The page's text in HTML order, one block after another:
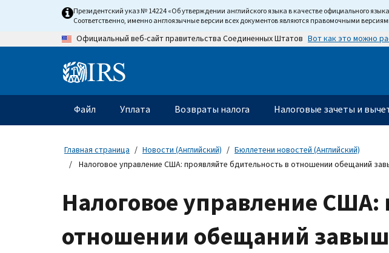
content
Президентский указ № 14224 «Об утверждении английского языка в качестве официального
Соответственно, именно англоязычные версии всех документов являются правомочными
Официальный веб-сайт правительства Соединенных Штатов Вот как это можно
Information
Главное
меню
Файл Уплата Возвраты налога Налоговые зачеты и
Главная страница Новости (Английский)
Бюллетени новостей (Английский)
Налоговое управление США: проявляйте бдительность в отношении обещаний
Налоговое управление США:
отношении обещаний